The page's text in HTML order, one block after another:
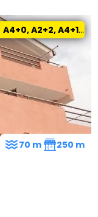
A4+0, A2+2, A4+1, A2+1
70 m 250 m